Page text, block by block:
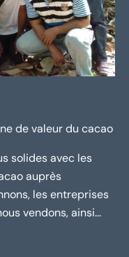
de valeur du cacao
solides avec les
auprès
les entreprises
vendons, ainsi...